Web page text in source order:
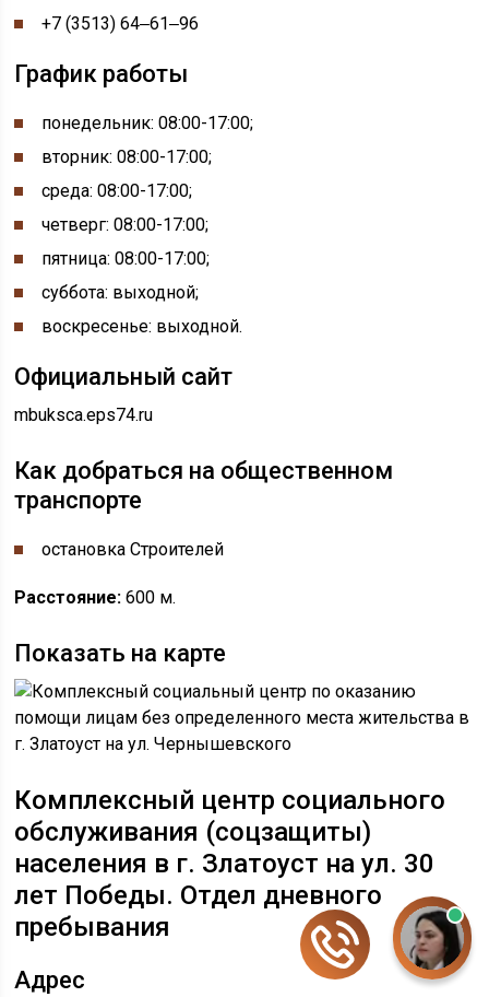
+7 (3513) 64‒61‒96
График работы
понедельник:08:00-17:00;
вторник: 08:00-17:00;
среда: 08:00-17:00;
четверг: 08:00-17:00;
пятница: 08:00-17:00;
суббота: выходной;
воскресенье: выходной.
Официальный сайт
mbuksca.eps74.ru
Как добраться на общественном
транспорте
остановка ​Строителей
Расстояние: 600 м.
Показать на карте
Комплексный центр социального
обслуживания (соцзащиты)
населения в г. Златоуст на ул. ​​​​​30
лет Победы. Отдел дневного
пребывания
Адрес